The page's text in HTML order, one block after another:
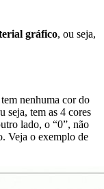
gráfico, ou seja,
nenhuma cor do
seja, tem as 4 cores
lado, o “0”, não
Veja o exemplo de